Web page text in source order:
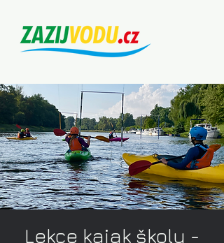
Lekce kajak školy -